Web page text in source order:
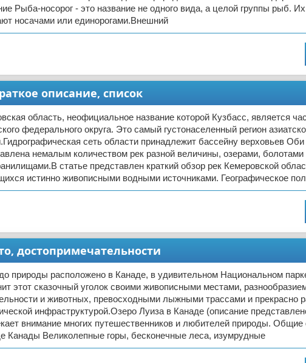
Рыба-носорог - это название не одного вида, а целой группы рыб.
носачами или единорогами.Внешний
описание, список
область, неофициальное название которой Кузбасс, является
федерального округа. Это самый густонаселенный регион
сеть области принадлежит бассейну верховьев Оби
немалым количеством рек разной величины, озерами, болотами
статье представлен краткий обзор рек Кемеровской
истинно живописными водными источниками. Географическое
достопримечательности
природы расположено в Канаде, в удивительном Национальном
этот сказочный уголок своими живописными местами,
и животных, превосходными лыжными трассами и прекрасно
инфраструктурой.Озеро Луиза в Канаде (описание
внимание многих путешественников и любителей природы. Общие
Канады Великолепные горы, бесконечные леса, изумрудные